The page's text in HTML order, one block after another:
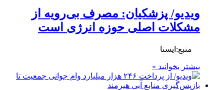
ویدیو/ پزشکیان: مصرف بی‌رویه از
مشکلات اصلی حوزه انرژی است
منبع:ایسنا
بیشتر بخوانید »